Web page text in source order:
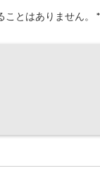
とはありません。
*